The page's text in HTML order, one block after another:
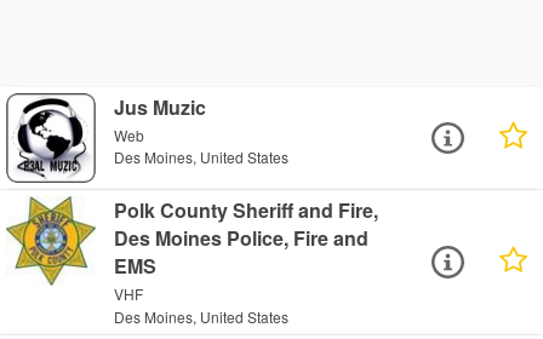
Jus Muzic
Web
Des Moines, United States
Polk County Sheriff and Fire,
Des Moines Police, Fire and
EMS
VHF
Des Moines, United States